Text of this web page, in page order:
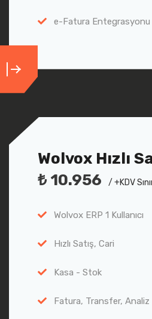
e-Fatura Entegrasyonu
Wolvox Hızlı
₺ 10.956
/ +KDV
Wolvox ERP 1 Kullanıcı
Hızlı Satış, Cari
Kasa - Stok
Fatura, Transfer, Analiz